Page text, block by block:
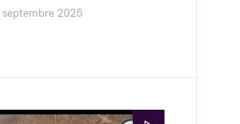
septembre 2025